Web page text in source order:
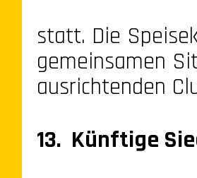
statt. Die
gemeinsamen
ausrichtenden
13. Künftige